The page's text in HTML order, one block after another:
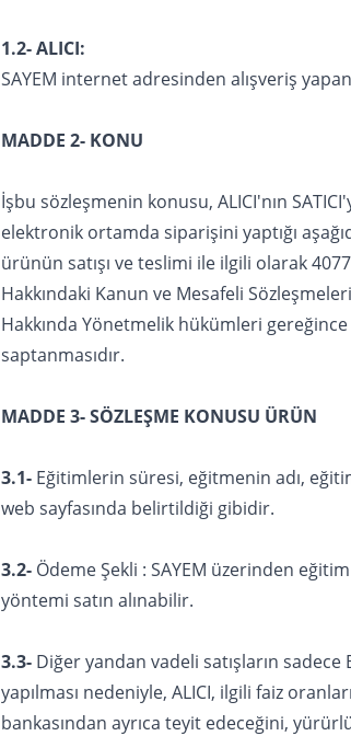
1.2- ALICI:
SAYEM internet adresinden alışveriş
MADDE 2- KONU
İşbu sözleşmenin konusu, ALICI'nın
elektronik ortamda siparişini yaptığı
ürünün satışı ve teslimi ile ilgili olarak
Hakkındaki Kanun ve Mesafeli
Hakkında Yönetmelik hükümleri
saptanmasıdır.
MADDE 3- SÖZLEŞME KONUSU ÜRÜN
3.1- Eğitimlerin süresi, eğitmenin adı,
web sayfasında belirtildiği gibidir.
3.2- Ödeme Şekli : SAYEM üzerinden
yöntemi satın alınabilir.
3.3- Diğer yandan vadeli satışların
yapılması nedeniyle, ALICI, ilgili faiz
bankasından ayrıca teyit edeceğini,